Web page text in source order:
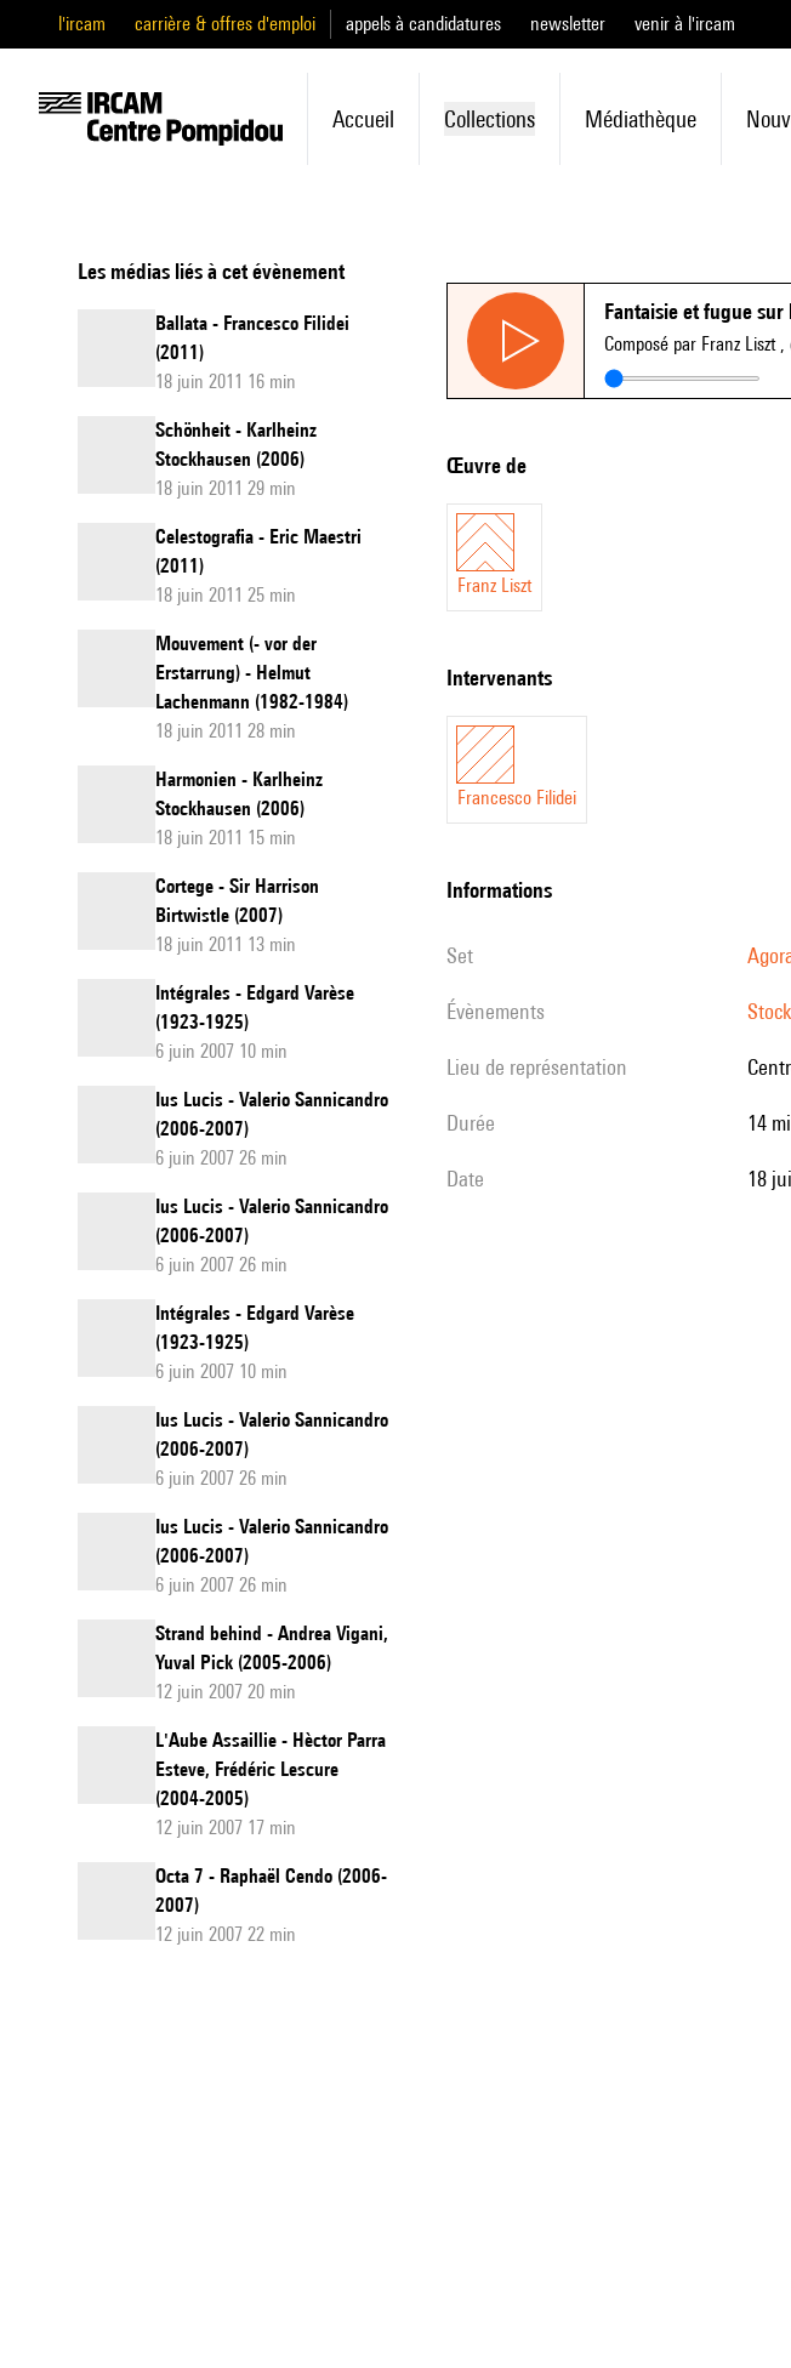
l'ircam carrière & offres d'emploi appels à candidatures newsletter venir à l'ircam
Accueil Collections Médiathèque
Les médias liés à cet évènement
Ballata - Francesco Filidei
(2011)
18 juin 2011 16 min
Schönheit - Karlheinz
Stockhausen (2006)
18 juin 2011 29 min
Celestografia - Eric Maestri
(2011)
18 juin 2011 25 min
Mouvement (- vor der
Erstarrung) - Helmut
Lachenmann (1982-1984)
18 juin 2011 28 min
Harmonien - Karlheinz
Stockhausen (2006)
18 juin 2011 15 min
Cortege - Sir Harrison
Birtwistle (2007)
18 juin 2011 13 min
Intégrales - Edgard Varèse
(1923-1925)
6 juin 2007 10 min
Ius Lucis - Valerio Sannicandro
(2006-2007)
6 juin 2007 26 min
Ius Lucis - Valerio Sannicandro
(2006-2007)
6 juin 2007 26 min
Intégrales - Edgard Varèse
(1923-1925)
6 juin 2007 10 min
Ius Lucis - Valerio Sannicandro
(2006-2007)
6 juin 2007 26 min
Ius Lucis - Valerio Sannicandro
(2006-2007)
6 juin 2007 26 min
Strand behind - Andrea Vigani,
Yuval Pick (2005-2006)
12 juin 2007 20 min
L'Aube Assaillie - Hèctor Parra
Esteve, Frédéric Lescure
(2004-2005)
12 juin 2007 17 min
Octa 7 - Raphaël Cendo (2006-
2007)
12 juin 2007 22 min
Fantaisie et fugue sur
Composé par Franz Liszt ,
Œuvre de
Franz Liszt
intervenants
Francesco Filidei
informations
set
évènements
Lieu de représentation
durée 14
date 18